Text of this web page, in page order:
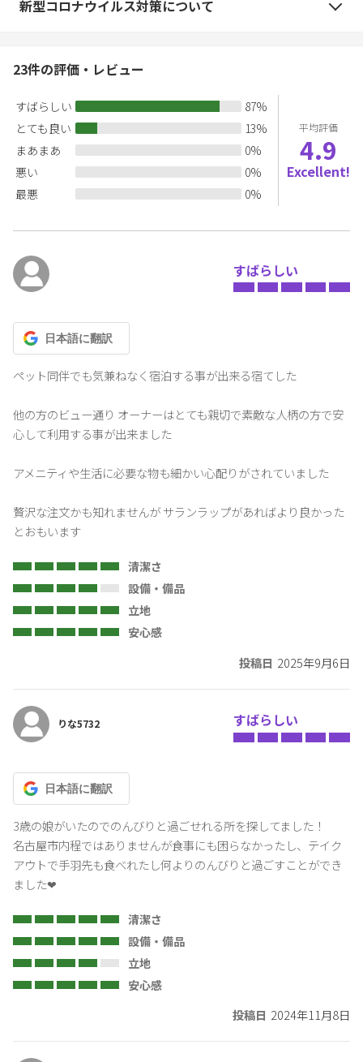
求させていただきます。ご予約時にお間違えなきようご確認をお
◎ペット有料です。一頭一泊小型犬3,000円、中型犬4,000円です。
事前にお申し込み・お問い合わせ御確認ください。
◎室内ではマナーベルトの装着をお願い致します。
ペットは専用のゲージや寝床をご用意いただき就寝させてくだ
さい。
◎駐車場は2台無料でご利用いただけます。3台目からは1台1,000円
◎BBQ道具は無料で貸し出ししております。食材・調味料・炭・
21時終了での御利用をお願い致します。
◎近隣に住宅があります。騒音トラブルを避けるため大声での会
話、大音量で音楽をかけて騒いだりする行為はおやめ下さい。
◎当施設の直接提携サイトはRakuten Oyadoです。経由での他の
サイト施設情報には漏れ、誤りが掲載されている場合がございま
新型コロナウイルス対策について
23件の評価・レビュー
すばらしい 87%
とても良い
13%
まあまあ
0%
悪い
0%
最悪
0%
平均評価
4.9
Excellent!
すばらしい
日本語に翻訳
ペット同伴でも気兼ねなく宿泊する事が出来る宿てした
他の方のビュー通り オーナーはとても親切で素敵な人柄の方で安
心して利用する事が出来ました
アメニティや生活に必要な物も細かい心配りがされていました
贅沢な注文かも知れませんが サランラップがあればより良かった
とおもいます
清潔さ
設備・備品
立地
安心感
投稿日 2025年9月6日
りな5732 すばらしい
日本語に翻訳
3歳の娘がいたのでのんびりと過ごせれる所を探してました！
名古屋市内程ではありませんが食事にも困らなかったし、テイク
アウトで手羽先も食べれたし何よりのんびりと過ごすことができ
ました❤
清潔さ
設備・備品
立地
安心感
投稿日 2024年11月8日